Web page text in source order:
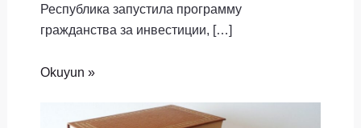
Республика запустила программу
гражданства за инвестиции, […]
Okuyun »